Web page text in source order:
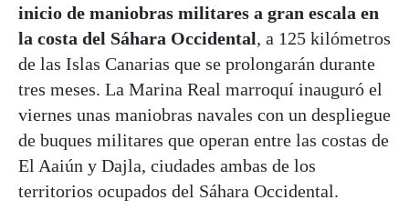
inicio de maniobras militares a gran escala en
la costa del Sáhara Occidental, a 125 kilómetros
de las Islas Canarias que se prolongarán durante
tres meses. La Marina Real marroquí inauguró el
viernes unas maniobras navales con un despliegue
de buques militares que operan entre las costas de
El Aaiún y Dajla, ciudades ambas de los
territorios ocupados del Sáhara Occidental.